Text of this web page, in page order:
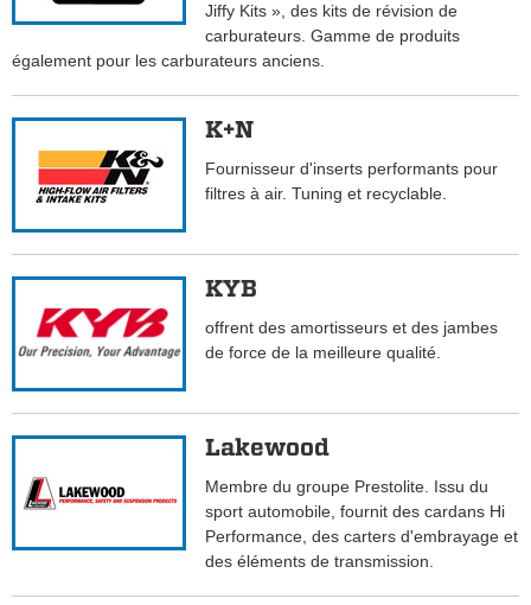
Jiffy Kits », des kits de révision de
carburateurs. Gamme de produits
également pour les carburateurs anciens.
K+N
Fournisseur d'inserts performants pour
filtres à air. Tuning et recyclable.
KYB
offrent des amortisseurs et des jambes
de force de la meilleure qualité.
Lakewood
Membre du groupe Prestolite. Issu du
sport automobile, fournit des cardans Hi
Performance, des carters d'embrayage et
des éléments de transmission.